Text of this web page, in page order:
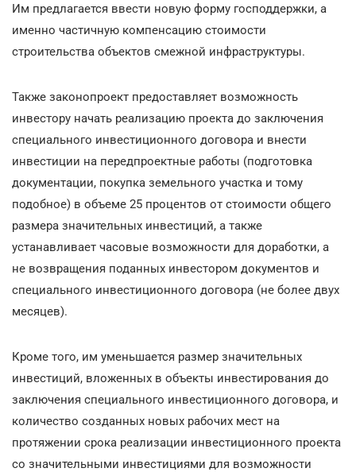
Им предлагается ввести новую форму господдержки, а
именно частичную компенсацию стоимости
строительства объектов смежной инфраструктуры.
Также законопроект предоставляет возможность
инвестору начать реализацию проекта до заключения
специального инвестиционного договора и внести
инвестиции на передпроектные работы (подготовка
документации, покупка земельного участка и тому
подобное) в объеме 25 процентов от стоимости общего
размера значительных инвестиций, а также
устанавливает часовые возможности для доработки, а
не возвращения поданных инвестором документов и
специального инвестиционного договора (не более двух
месяцев).
Кроме того, им уменьшается размер значительных
инвестиций, вложенных в объекты инвестирования до
заключения специального инвестиционного договора, и
количество созданных новых рабочих мест на
протяжении срока реализации инвестиционного проекта
со значительными инвестициями для возможности